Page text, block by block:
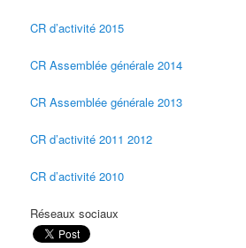
CR d’activité 2015
CR Assemblée générale 2014
CR Assemblée générale 2013
CR d’activité 2011 2012
CR d’activité 2010
Réseaux sociaux